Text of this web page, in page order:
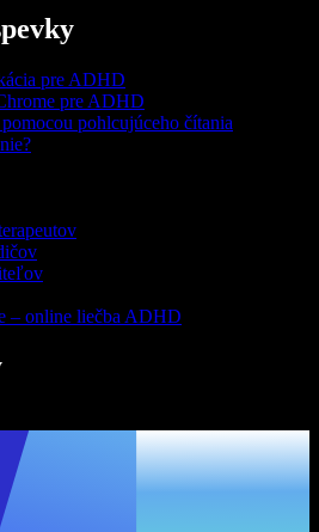
pre ADHD
pre ADHD
pohlcujúceho čítania
– online liečba ADHD